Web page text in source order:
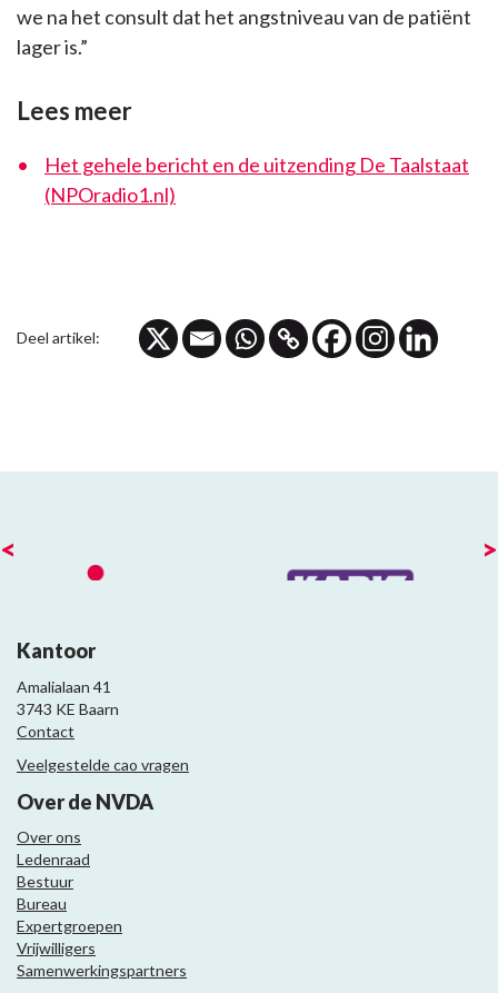
we na het consult dat het angstniveau van de patiënt
lager is.”
Lees meer
Het gehele bericht en de uitzending De Taalstaat
(NPOradio1.nl)
Deel artikel:
< >
Kantoor
Amalialaan 41
3743 KE Baarn
Contact
Veelgestelde cao vragen
Over de NVDA
Over ons
Ledenraad
Bestuur
Bureau
Expertgroepen
Vrijwilligers
Samenwerkingspartners